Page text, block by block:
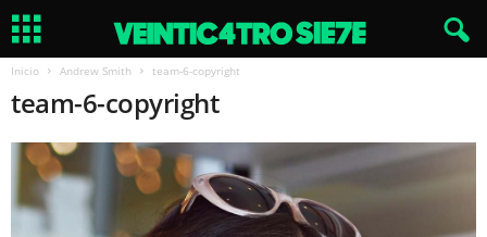
Inicio Andrew Smith team-6-copyright
team-6-copyright